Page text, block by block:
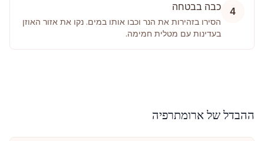
4 כבה בבטחה
הסירו בזהירות את הנר וכבו אותו במים. נקו את אזור האוזן
בעדינות עם מטלית חמימה.
ההבדל של ארומתרפיה